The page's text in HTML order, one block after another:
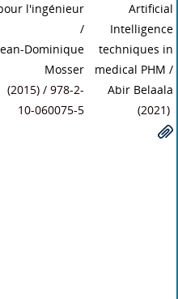
l'ingénieur
/
Dominique
Mosser
(2015) / 978-2-
10-060075-5
Artificial
Intelligence
techniques in
medical PHM /
Abir Belaala
(2021)